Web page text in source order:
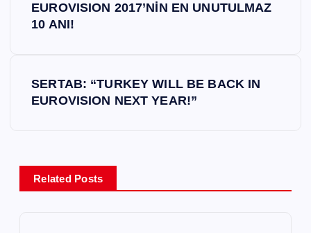
e
z
EUROVISION 2017’NİN EN UNUTULMAZ
10 ANI!
SERTAB: “TURKEY WILL BE BACK IN
EUROVISION NEXT YEAR!”
Related Posts